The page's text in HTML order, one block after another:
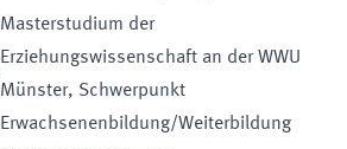
Masterstudium der
Erziehungswissenschaft an der WWU
Münster, Schwerpunkt
Erwachsenenbildung/Weiterbildung